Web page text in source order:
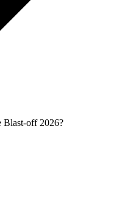
Blast-off 2026?